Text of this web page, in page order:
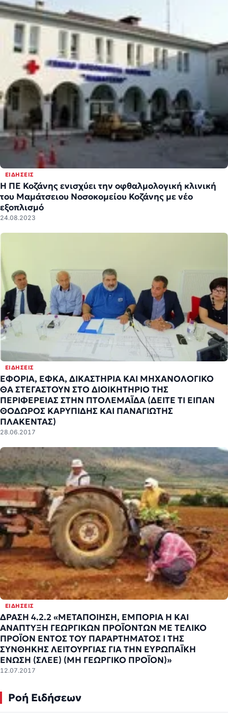
ΕΙΔΉΣΕΙΣ
Η ΠΕ Κοζάνης ενισχύει την οφθαλμολογική κλινική
του Μαμάτσειου Νοσοκομείου Κοζάνης με νέο
εξοπλισμό
24.08.2023
ΕΙΔΉΣΕΙΣ
ΕΦΟΡΙΑ, ΕΦΚΑ, ΔΙΚΑΣΤΗΡΙΑ ΚΑΙ ΜΗΧΑΝΟΛΟΓΙΚΟ
ΘΑ ΣΤΕΓΑΣΤΟΥΝ ΣΤΟ ΔΙΟΙΚΗΤΗΡΙΟ ΤΗΣ
ΠΕΡΙΦΕΡΕΙΑΣ ΣΤΗΝ ΠΤΟΛΕΜΑΪΔΑ (ΔΕΙΤΕ ΤΙ ΕΙΠΑΝ
ΘΟΔΩΡΟΣ ΚΑΡΥΠΙΔΗΣ ΚΑΙ ΠΑΝΑΓΙΩΤΗΣ
ΠΛΑΚΕΝΤΑΣ)
28.06.2017
ΕΙΔΉΣΕΙΣ
ΔΡΑΣΗ 4.2.2 «ΜΕΤΑΠΟΙΗΣΗ, ΕΜΠΟΡΙΑ Η ΚΑΙ
ΑΝΑΠΤΥΞΗ ΓΕΩΡΓΙΚΩΝ ΠΡΟΪΟΝΤΩΝ ΜΕ ΤΕΛΙΚΟ
ΠΡΟΪΟΝ ΕΝΤΟΣ ΤΟΥ ΠΑΡΑΡΤΗΜΑΤΟΣ Ι ΤΗΣ
ΣΥΝΘΗΚΗΣ ΛΕΙΤΟΥΡΓΙΑΣ ΓΙΑ ΤΗΝ ΕΥΡΩΠΑΪΚΗ
ΈΝΩΣΗ (ΣΛΕΕ) (ΜΗ ΓΕΩΡΓΙΚΟ ΠΡΟΪΟΝ)»
12.07.2017
Ροή Ειδήσεων